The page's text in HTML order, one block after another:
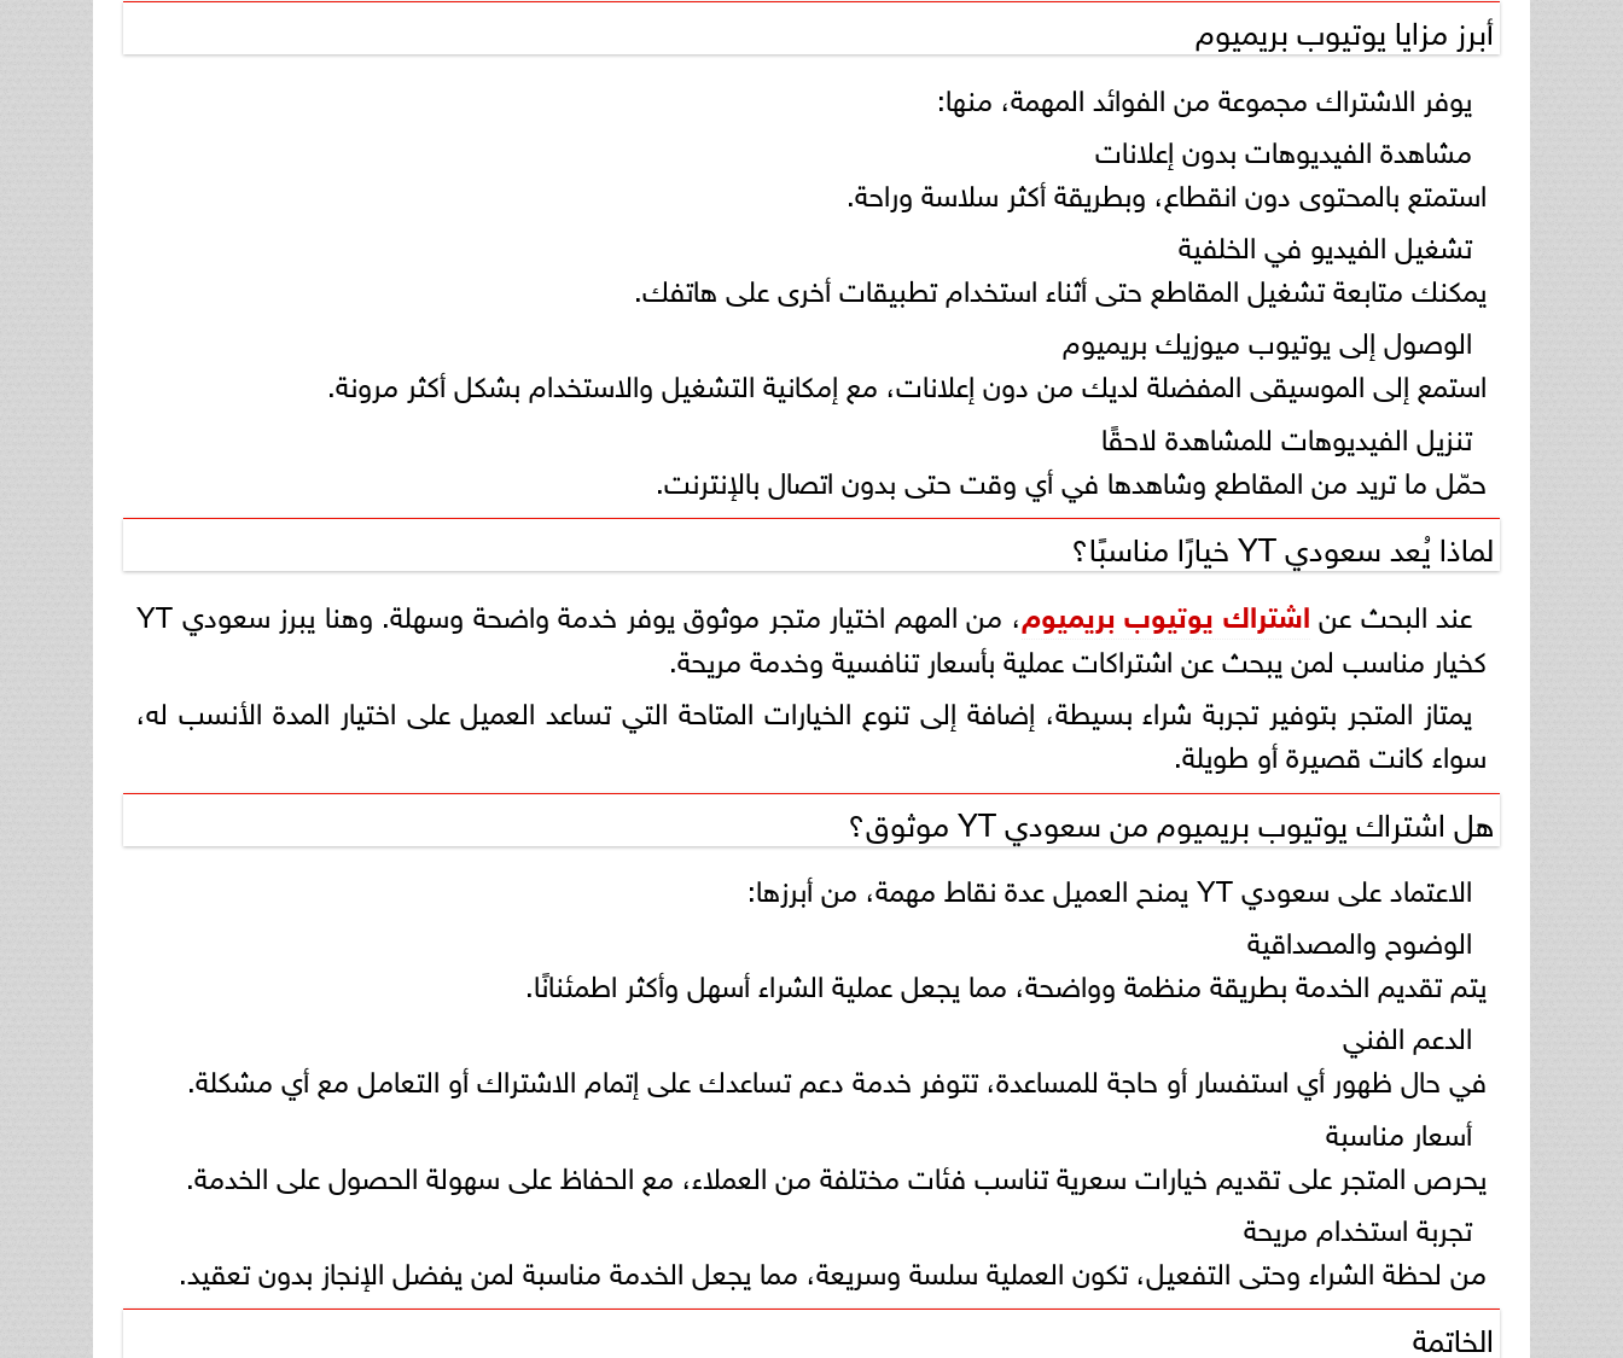
أبرز مزايا يوتيوب بريميوم
يوفر الاشتراك مجموعة من الفوائد المهمة، منها:
مشاهدة الفيديوهات بدون إعلانات
استمتع بالمحتوى دون انقطاع، وبطريقة أكثر سلاسة وراحة.
تشغيل الفيديو في الخلفية
يمكنك متابعة تشغيل المقاطع حتى أثناء استخدام تطبيقات أخرى على هاتفك.
الوصول إلى يوتيوب ميوزيك بريميوم
استمع إلى الموسيقى المفضلة لديك من دون إعلانات، مع إمكانية التشغيل والاستخدام بشكل أكثر مرونة.
تنزيل الفيديوهات للمشاهدة لاحقًا
حمّل ما تريد من المقاطع وشاهدها في أي وقت حتى بدون اتصال بالإنترنت.
لماذا يُعد سعودي YT خيارًا مناسبًا؟
عند البحث عناشتراك يوتيوب بريميوم
، من المهم اختيار متجر موثوق يوفر خدمة واضحة وسهلة. وهنا يبرز سعودي YT
كخيار مناسب لمن يبحث عن اشتراكات عملية بأسعار تنافسية وخدمة مريحة.
يمتاز المتجر بتوفير تجربة شراء بسيطة، إضافة إلى تنوع الخيارات المتاحة التي تساعد العميل على اختيار المدة الأنسب له،
سواء كانت قصيرة أو طويلة.
هل اشتراك يوتيوب بريميوم من سعودي YT موثوق؟
الاعتماد على سعودي YT يمنح العميل عدة نقاط مهمة، من أبرزها:
الوضوح والمصداقية
يتم تقديم الخدمة بطريقة منظمة وواضحة، مما يجعل عملية الشراء أسهل وأكثر اطمئنانًا.
الدعم الفني
في حال ظهور أي استفسار أو حاجة للمساعدة، تتوفر خدمة دعم تساعدك على إتمام الاشتراك أو التعامل مع أي مشكلة.
أسعار مناسبة
يحرص المتجر على تقديم خيارات سعرية تناسب فئات مختلفة من العملاء، مع الحفاظ على سهولة الحصول على الخدمة.
تجربة استخدام مريحة
من لحظة الشراء وحتى التفعيل، تكون العملية سلسة وسريعة، مما يجعل الخدمة مناسبة لمن يفضل الإنجاز بدون تعقيد.
الخاتمة